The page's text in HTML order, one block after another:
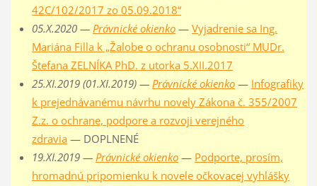
42C/102/2017 zo 05.09.2018“
05.X.2020 — Právnické okienko— Vyjadrenie sa Ing.
Mariána Filla k „Žalobe o ochranu osobnosti“ MUDr.
Štefana ZELNÍKA PhD. z utorka 5.XII.2017
25.XI.2019 (01.XI.2019) — Právnické okienko— Infografiky
k prejednávanému návrhu novely Zákona č. 355/2007
Z.z. o ochrane, podpore a rozvoji verejného
zdravia — DOPLNENÉ
19.XI.2019 — Právnické okienko— Podporte, prosím,
hromadnú pripomienku k novele očkovacej vyhlášky